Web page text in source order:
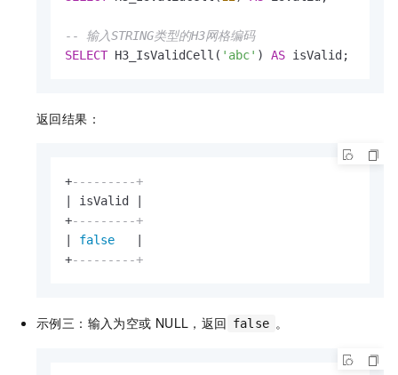
-- 输入STRING类型的H3网格编码
SELECT H3_IsValidCell( 'abc' ) AS isValid;
返回结果：
+---------+
isValid
+---------+
false
+---------+
示例三：输入为空或 NULL，返回 false 。